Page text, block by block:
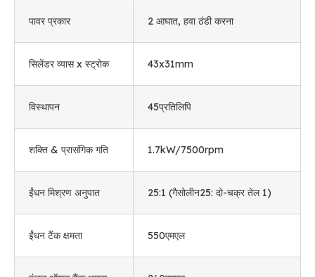
पावर प्रकार 2 आघात, हवा ठंडी करना
सिलेंडर व्यास x स्ट्रोक 43x31mm
विस्थापन 45प्रतिलिपि
शक्ति & प्रासंगिक गति 1.7kW/7500rpm
ईंधन मिश्रण अनुपात 25:1 (गैसोलीन25: दो-चक्र तेल 1)
ईंधन टैंक क्षमता 550एमएल